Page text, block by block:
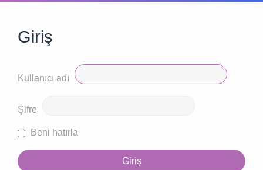
Giriş
Kullanıcı adı
Şifre
Beni hatırla